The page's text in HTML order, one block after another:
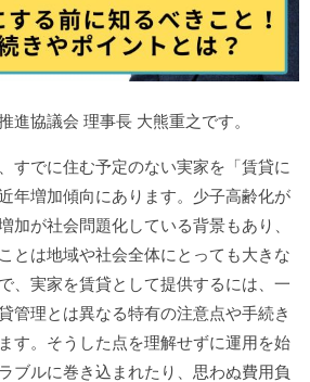
進協議会 理事長 大熊重之です。
すでに住む予定のない実家を「賃貸に
年増加傾向にあります。少子高齢化が
加が社会問題化している背景もあり、
とは地域や社会全体にとっても大きな
、実家を賃貸として提供するには、一
管理とは異なる特有の注意点や手続き
す。そうした点を理解せずに運用を始
ブルに巻き込まれたり、思わぬ費用負